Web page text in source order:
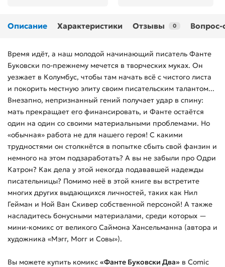
Описание Характеристики Отзывы 0 Вопрос-
Время идёт, а наш молодой начинающий писатель Фанте
Буковски по-прежнему мечется в творческих муках. Он
уезжает в Колумбус, чтобы там начать всё с чистого листа
и покорить местную элиту своим писательским талантом...
Внезапно, непризнанный гений получает удар в спину:
мать прекращает его финансировать, и Фанте остаётся
один на один со своими материальными проблемами. Но
«обычная» работа не для нашего героя! С какими
трудностями он столкнётся в попытке сбыть свой фанзин и
немного на этом подзаработать? А вы не забыли про Одри
Катрон? Как дела у этой некогда подававшей надежды
писательницы? Помимо неё в этой книге вы встретите
многих других выдающихся личностей, таких как Нил
Гейман и Ной Ван Скивер собственной персоной! А также
насладитесь бонусными материалами, среди которых —
мини-комикс от великого Саймона Хансельманна (автора и
художника «Мэгг, Могг и Совы»).
Вы можете купить комикс «Фанте Буковски Два» в Comic